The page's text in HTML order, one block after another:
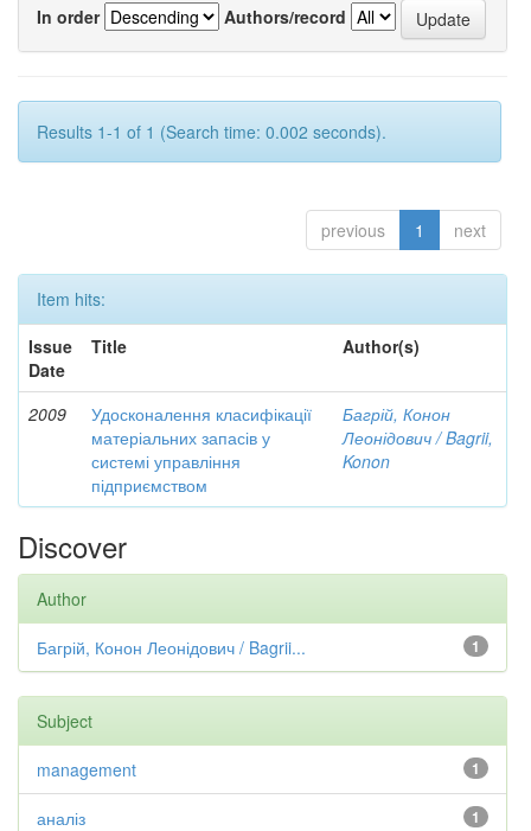
In order
Authors/record
Results 1-1 of 1 (Search time: 0.002 seconds).
previous 1 next
Item hits:
Issue
Date
Title Author(s)
2009
Удосконалення класифікації
матеріальних запасів у
системі управління
підприємством
Багрій, Конон
Леонідович / Bagrii,
Konon
Discover
Author
1
Багрій, Конон Леонідович / Bagrii...
Subject
1
management
1
аналіз